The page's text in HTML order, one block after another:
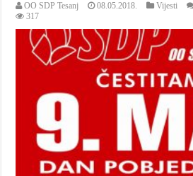
OO SDP Tesanj 08.05.2018. Vijesti
317